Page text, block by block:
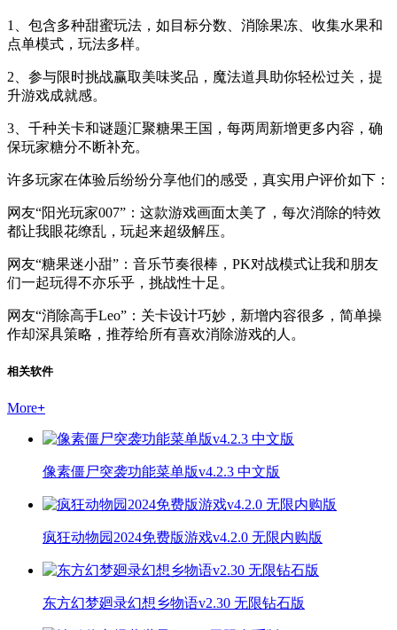
1、包含多种甜蜜玩法，如目标分数、消除果冻、收集水果和
点单模式，玩法多样。
2、参与限时挑战赢取美味奖品，魔法道具助你轻松过关，提
升游戏成就感。
3、千种关卡和谜题汇聚糖果王国，每两周新增更多内容，确
保玩家糖分不断补充。
许多玩家在体验后纷纷分享他们的感受，真实用户评价如下：
网友“阳光玩家007”：这款游戏画面太美了，每次消除的特效
都让我眼花缭乱，玩起来超级解压。
网友“糖果迷小甜”：音乐节奏很棒，PK对战模式让我和朋友
们一起玩得不亦乐乎，挑战性十足。
网友“消除高手Leo”：关卡设计巧妙，新增内容很多，简单操
作却深具策略，推荐给所有喜欢消除游戏的人。
相关软件
More+
像素僵尸突袭功能菜单版v4.2.3 中文版
疯狂动物园2024免费版游戏v4.2.0 无限内购版
东方幻梦廻录幻想乡物语v2.30 无限钻石版